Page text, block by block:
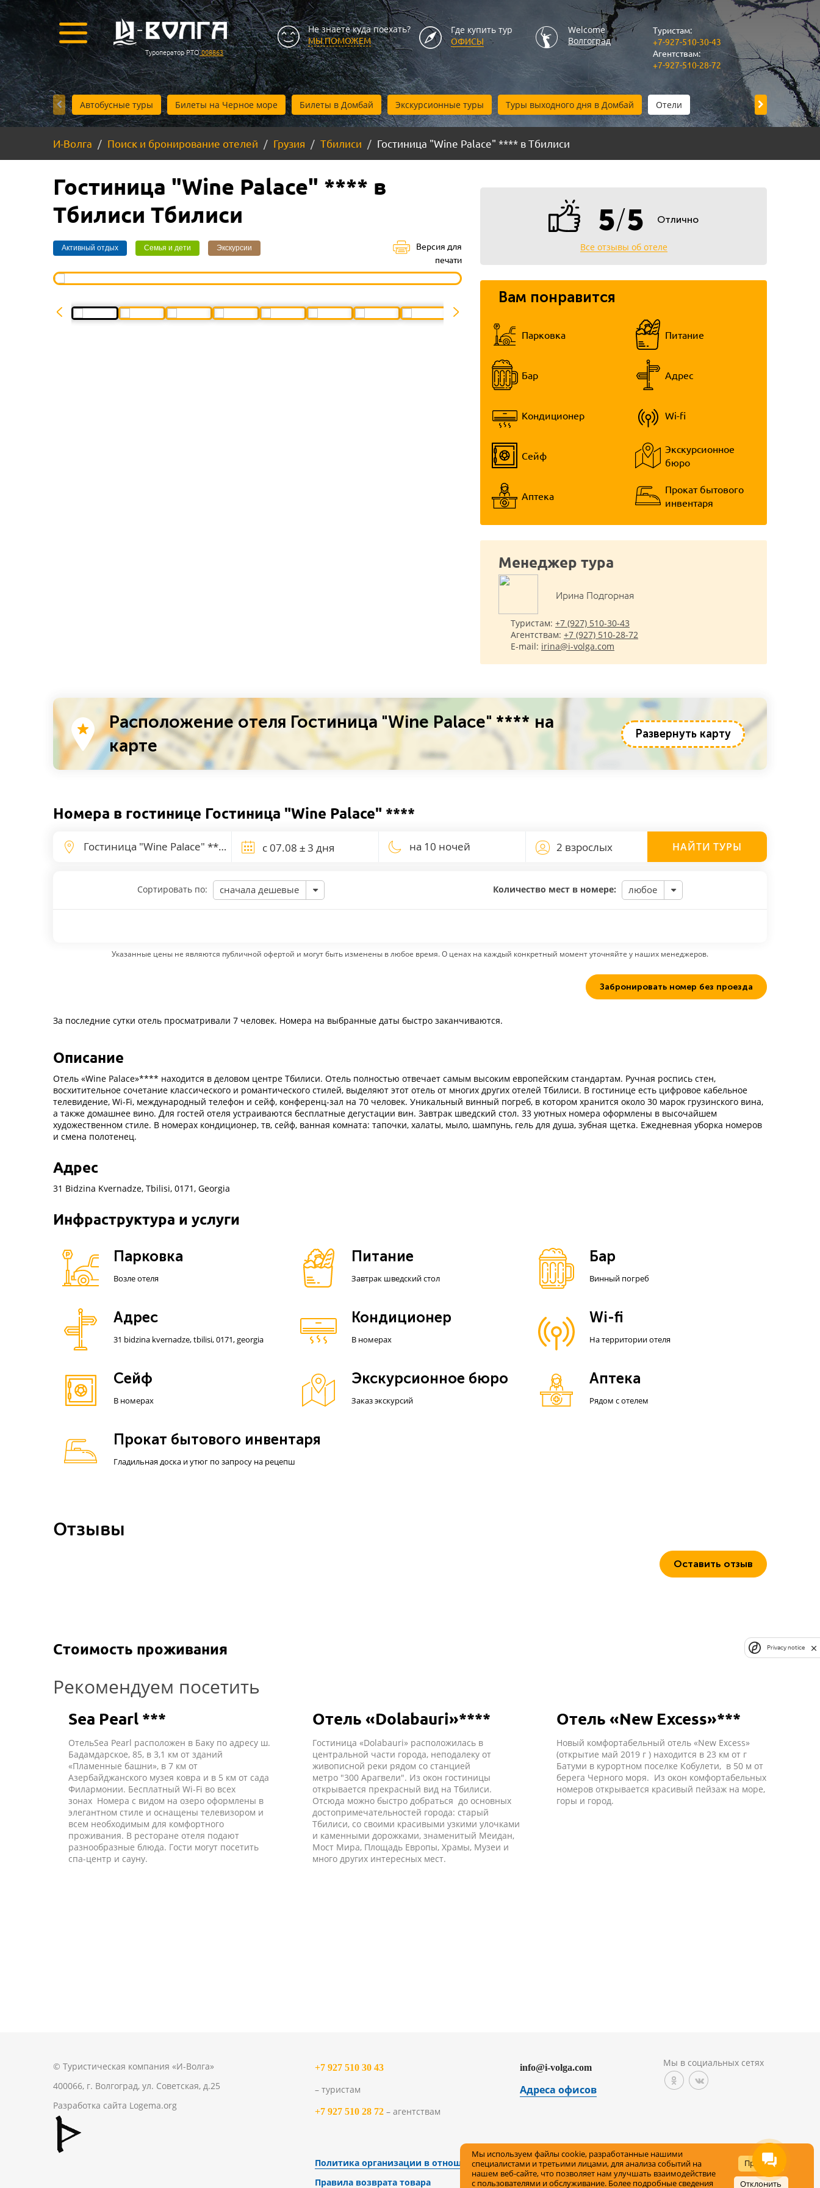
Туроператор РТО008863
Не знаете куда поехать?
МЫ ПОМОЖЕМ
Где купить тур
ОФИСЫ
Welcome
Волгоград
Туристам:
+7-927-510-30-43
Агентствам:
+7-927-510-28-72
Автобусные туры Билеты на Черное море Билеты в Домбай Экскурсионные туры Туры выходного дня в Домбай Отели Прием в
И-Волга Поиск и бронирование отелей Грузия Тбилиси Гостиница "Wine Palace" **** в Тбилиси
Гостиница "Wine Palace" **** в
Тбилиси Тбилиси
Активный отдых Семья и дети Экскурсии
Версия для
печати
5/5 Отлично
Все отзывы об отеле
Вам понравится
Парковка Питание
Бар Адрес
Кондиционер Wi-fi
Сейф
Экскурсионное
бюро
Аптека
Прокат бытового
инвентаря
Менеджер тура
Ирина Подгорная
Туристам: +7 (927) 510-30-43
Агентствам: +7 (927) 510-28-72
E-mail: irina@i-volga.com
Расположение отеля Гостиница "Wine Palace" **** на
карте
Развернуть карту
Номера в гостинице Гостиница "Wine Palace" ****
на 10 ночей 2 взрослых НАЙТИ ТУРЫ
Сортировать по: сначала дешевые Количество мест в номере: любое
Указанные цены не являются публичной офертой и могут быть изменены в любое время. О ценах на каждый конкретный момент уточняйте у наших менеджеров.
Забронировать номер без проезда
За последние сутки отель просматривали 7 человек. Номера на выбранные даты быстро заканчиваются.
Описание
Отель «Wine Palace»**** находится в деловом центре Тбилиси. Отель полностью отвечает самым высоким европейским стандартам. Ручная роспись стен,
восхитительное сочетание классического и романтического стилей, выделяют этот отель от многих других отелей Тбилиси. В гостинице есть цифровое кабельное
телевидение, Wi-Fi, международный телефон и сейф, конференц-зал на 70 человек. Уникальный винный погреб, в котором хранится около 30 марок грузинского вина,
а также домашнее вино. Для гостей отеля устраиваются бесплатные дегустации вин. Завтрак шведский стол. 33 уютных номера оформлены в высочайшем
художественном стиле. В номерах кондиционер, тв, сейф, ванная комната: тапочки, халаты, мыло, шампунь, гель для душа, зубная щетка. Ежедневная уборка номеров
и смена полотенец.
Адрес
31 Bidzina Kvernadze, Tbilisi, 0171, Georgia
Инфраструктура и услуги
Парковка
Возле отеля
Питание
Завтрак шведский стол
Бар
Винный погреб
Адрес
31 bidzina kvernadze, tbilisi, 0171, georgia
Кондиционер
В номерах
Wi-fi
На территории отеля
Сейф
В номерах
Экскурсионное бюро
Заказ экскурсий
Аптека
Рядом с отелем
Прокат бытового инвентаря
Гладильная доска и утюг по запросу на рецепш
Отзывы
Оставить отзыв
Стоимость проживания
Рекомендуем посетить
Sea Pearl ***
ОтельSea Pearl расположен в Баку по адресу ш.
Бадамдарское, 85, в 3,1 км от зданий
«Пламенные башни», в 7 км от
Азербайджанского музея ковра и в 5 км от сада
Филармонии. Бесплатный Wi-Fi во всех
зонах Номера с видом на озеро оформлены в
элегантном стиле и оснащены телевизором и
всем необходимым для комфортного
проживания. В ресторане отеля подают
разнообразные блюда. Гости могут посетить
спа-центр и сауну.
Отель «Dolabauri»****
Гостиница «Dolabauri» расположилась в
центральной части города, неподалеку от
живописной реки рядом со станцией
метро "300 Арагвели". Из окон гостиницы
открывается прекрасный вид на Тбилиси.
Отсюда можно быстро добраться до основных
достопримечательностей города: старый
Тбилиси, со своими красивыми узкими улочками
и каменными дорожками, знаменитый Меидан,
Мост Мира, Площадь Европы, Храмы, Музеи и
много других интересных мест.
Отель «New Excess»***
Новый комфортабельный отель «New Excess»
(открытие май 2019 г ) находится в 23 км от г
Батуми в курортном поселке Кобулети, в 50 м от
берега Черного моря. Из окон комфортабельных
номеров открывается красивый пейзаж на море,
горы и город.
© Туристическая компания «И-Волга»
400066, г. Волгоград, ул. Советская, д.25
Разработка сайта Logema.org
+7 927 510 30 43
– туристам
+7 927 510 28 72 – агентствам
info@i-volga.com
Адреса офисов
Мы в социальных сетях
Политика организации в отношении обработки персональных данных на сайте
Правила возврата товара
Мы используем файлы cookie, разработанные нашими
специалистами и третьими лицами, для анализа событий на
нашем веб-сайте, что позволяет нам улучшать взаимодействие
с пользователями и обслуживание. Более подробные сведения
Принять
Отклонить
Privacy notice